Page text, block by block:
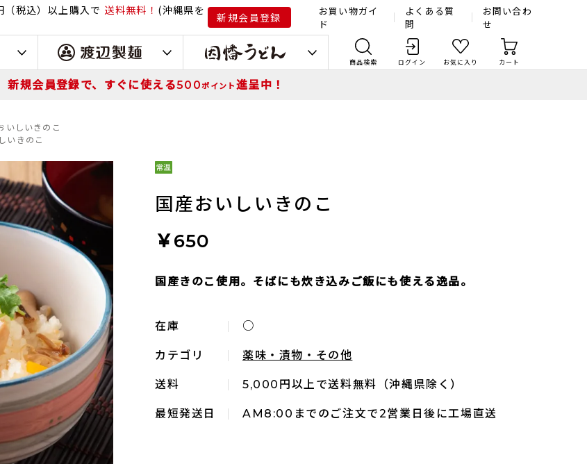
（税込） 以上購入で 送料無料！ (沖縄県を
新規会員登録
お買い物ガイ
ド
よくある質
問
お問い合わ
せ
商品検索 ログイン お気に入り カート
新規会員登録で、すぐに使える500ポイント進呈中！
いしいきのこ
いきのこ
国産きのこ使用。そばにも炊き込みご飯にも使える逸品。
国産おいしいきのこ
￥650
在庫 ○
カテゴリ 薬味・漬物・その他
送料 5,000円以上で送料無料（沖縄県除く）
最短発送日 AM8:00までのご注文で2営業日後に工場直送